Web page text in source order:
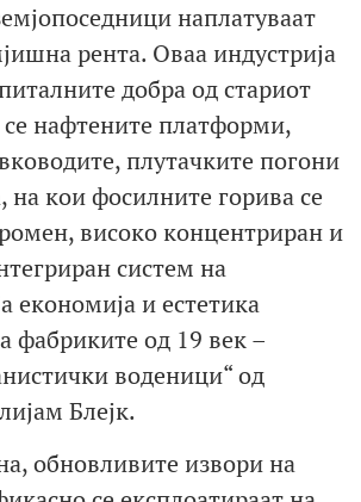
наплатуваат
рента. Оваа индустрија
добра од стариот
нафтените платформи,
плутачките погони
на кои фосилните горива се
високо концентриран и
систем на
економија и естетика
фабриките од 19 век –
воденици“ од
Блејк.
обновливите извори на